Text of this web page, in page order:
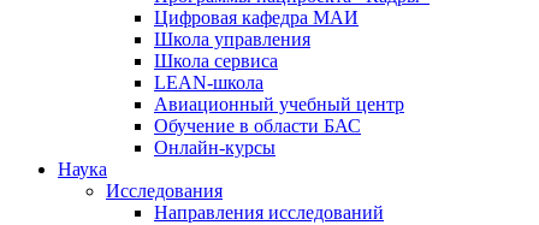
Цифровая кафедра МАИ
Школа управления
Школа сервиса
LEAN-школа
Авиационный учебный центр
Обучение в области БАС
Онлайн-курсы
Наука
Исследования
Направления исследований